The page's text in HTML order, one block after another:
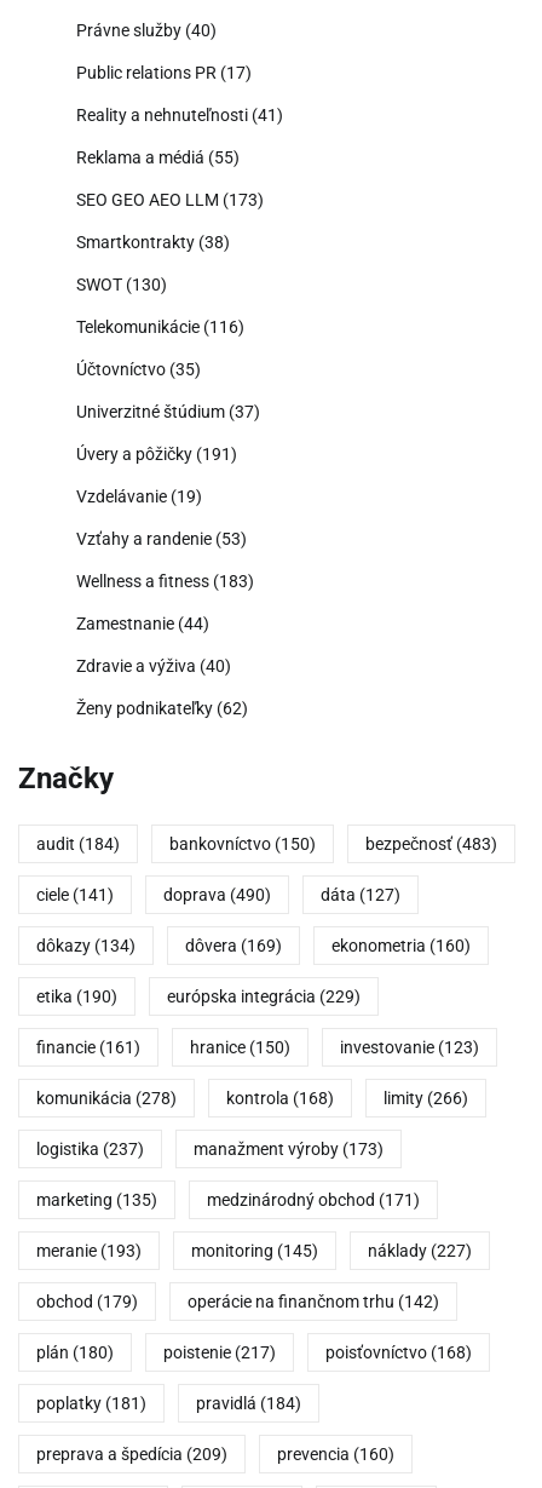
Právne služby (40)
Public relations PR (17)
Reality a nehnuteľnosti (41)
Reklama a médiá (55)
SEO GEO AEO LLM (173)
Smartkontrakty (38)
SWOT (130)
Telekomunikácie (116)
Účtovníctvo (35)
Univerzitné štúdium (37)
Úvery a pôžičky (191)
Vzdelávanie (19)
Vzťahy a randenie (53)
Wellness a fitness (183)
Zamestnanie (44)
Zdravie a výživa (40)
Ženy podnikateľky (62)
Značky
audit (184) bankovníctvo (150) bezpečnosť (483)
ciele (141) doprava (490) dáta (127)
dôkazy (134) dôvera (169) ekonometria (160)
etika (190) európska integrácia (229)
financie (161) hranice (150) investovanie (123)
komunikácia (278) kontrola (168) limity (266)
logistika (237) manažment výroby (173)
marketing (135) medzinárodný obchod (171)
meranie (193) monitoring (145) náklady (227)
obchod (179) operácie na finančnom trhu (142)
plán (180) poistenie (217) poisťovníctvo (168)
poplatky (181) pravidlá (184)
preprava a špedícia (209) prevencia (160)